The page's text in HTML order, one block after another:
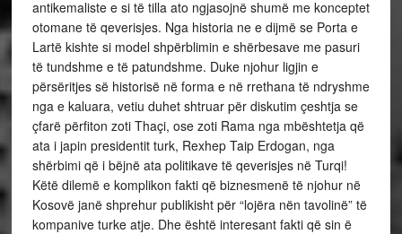
antikemaliste e si të tilla ato ngjasojnë shumë me konceptet
otomane të qeverisjes. Nga historia ne e dijmë se Porta e
Lartë kishte si model shpërblimin e shërbesave me pasuri
të tundshme e të patundshme. Duke njohur ligjin e
përsëritjes së historisë në forma e në rrethana të ndryshme
nga e kaluara, vetiu duhet shtruar për diskutim çeshtja se
çfarë përfiton zoti Thaçi, ose zoti Rama nga mbështetja që
ata i japin presidentit turk, Rexhep Taip Erdogan, nga
shërbimi që i bëjnë ata politikave të qeverisjes në Turqi!
Këtë dilemë e komplikon fakti që biznesmenë të njohur në
Kosovë janë shprehur publikisht për “lojëra nën tavolinë” të
kompanive turke atje. Dhe është interesant fakti që sin ë